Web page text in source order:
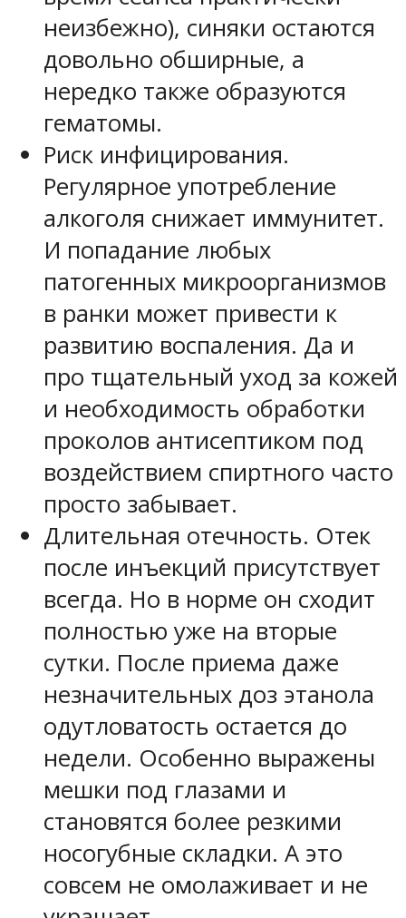
неизбежно), синяки остаются
довольно обширные, а
нередко также образуются
гематомы.
Риск инфицирования.
Регулярное употребление
алкоголя снижает иммунитет.
И попадание любых
патогенных микроорганизмов
в ранки может привести к
развитию воспаления. Да и
про тщательный уход за кожей
и необходимость обработки
проколов антисептиком под
воздействием спиртного часто
просто забывает.
Длительная отечность. Отек
после инъекций присутствует
всегда. Но в норме он сходит
полностью уже на вторые
сутки. После приема даже
незначительных доз этанола
одутловатость остается до
недели. Особенно выражены
мешки под глазами и
становятся более резкими
носогубные складки. А это
совсем не омолаживает и не